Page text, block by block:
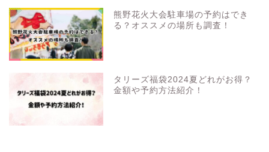
熊野花火大会駐車場の予約はでき
る？オススメの場所も調査！
タリーズ福袋2024夏どれがお得？
金額や予約方法紹介！